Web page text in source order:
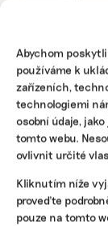
Abychom
používáme k
zařízeních,
technologiemi
osobní údaje,
tomto webu.
ovlivnit určité
Kliknutím níže
proveďte
pouze na tomto